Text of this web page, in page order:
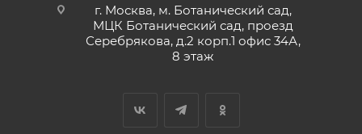
г. Москва, м. Ботанический сад,
МЦК Ботанический сад, проезд
Серебрякова, д.2 корп.1 офис 34А,
8 этаж